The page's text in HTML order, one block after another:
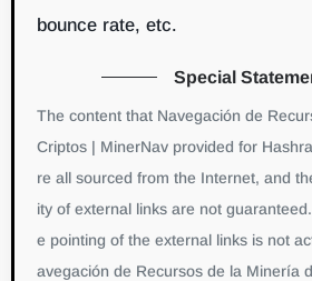
bounce rate, etc.
Special
The content that Navegación de
Criptos | MinerNav provided for
re all sourced from the Internet, and
ity of external links are not
e pointing of the external links is not
avegación de Recursos de la Minería